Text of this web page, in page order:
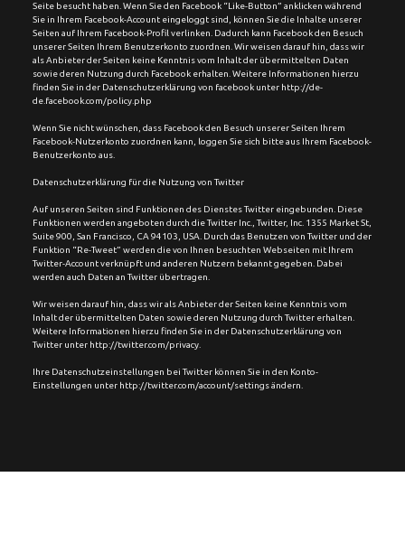
Seite besucht haben. Wenn Sie den Facebook “Like-Button” anklicken während
Sie in Ihrem Facebook-Account eingeloggt sind, können Sie die Inhalte unserer
Seiten auf Ihrem Facebook-Profil verlinken. Dadurch kann Facebook den Besuch
unserer Seiten Ihrem Benutzerkonto zuordnen. Wir weisen darauf hin, dass wir
als Anbieter der Seiten keine Kenntnis vom Inhalt der übermittelten Daten
sowie deren Nutzung durch Facebook erhalten. Weitere Informationen hierzu
finden Sie in der Datenschutzerklärung von facebook unter http://de-
de.facebook.com/policy.php
Wenn Sie nicht wünschen, dass Facebook den Besuch unserer Seiten Ihrem
Facebook-Nutzerkonto zuordnen kann, loggen Sie sich bitte aus Ihrem Facebook-
Benutzerkonto aus.
Datenschutzerklärung für die Nutzung von Twitter
Auf unseren Seiten sind Funktionen des Dienstes Twitter eingebunden. Diese
Funktionen werden angeboten durch die Twitter Inc., Twitter, Inc. 1355 Market St,
Suite 900, San Francisco, CA 94103, USA. Durch das Benutzen von Twitter und der
Funktion “Re-Tweet” werden die von Ihnen besuchten Webseiten mit Ihrem
Twitter-Account verknüpft und anderen Nutzern bekannt gegeben. Dabei
werden auch Daten an Twitter übertragen.
Wir weisen darauf hin, dass wir als Anbieter der Seiten keine Kenntnis vom
Inhalt der übermittelten Daten sowie deren Nutzung durch Twitter erhalten.
Weitere Informationen hierzu finden Sie in der Datenschutzerklärung von
Twitter unter http://twitter.com/privacy.
Ihre Datenschutzeinstellungen bei Twitter können Sie in den Konto-
Einstellungen unter http://twitter.com/account/settings ändern.